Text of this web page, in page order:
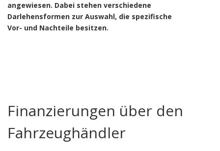
angewiesen. Dabei stehen verschiedene
Darlehensformen zur Auswahl, die spezifische
Vor- und Nachteile besitzen.
Finanzierungen über den
Fahrzeughändler